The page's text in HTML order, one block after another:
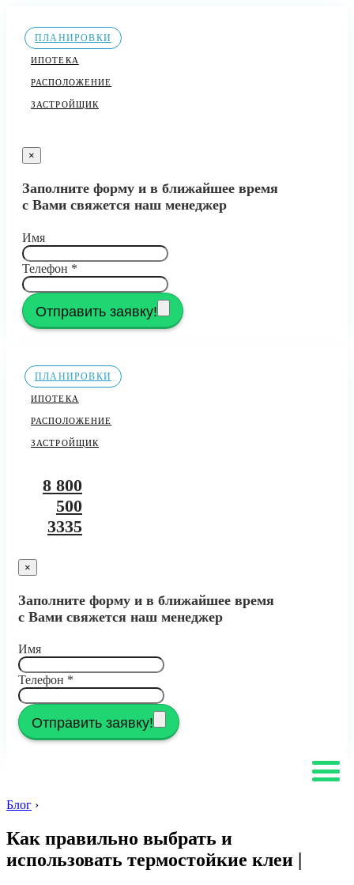
ПЛАНИРОВКИ
ИПОТЕКА
РАСПОЛОЖЕНИЕ
ЗАСТРОЙЩИК
×
Заполните форму и в ближайшее время
с Вами свяжется наш менеджер
Имя
Телефон *
Отправить заявку!
ПЛАНИРОВКИ
ИПОТЕКА
РАСПОЛОЖЕНИЕ
ЗАСТРОЙЩИК
8 800
500
3335
×
Заполните форму и в ближайшее время
с Вами свяжется наш менеджер
Имя
Телефон *
Отправить заявку!
Блог ›
Как правильно выбрать и
использовать термостойкие клеи |